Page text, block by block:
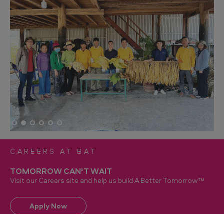
CAREERS AT BAT
TOMORROW CAN'T WAIT
Visit our Careers site and help us build A Better Tomorrow™
Apply Now